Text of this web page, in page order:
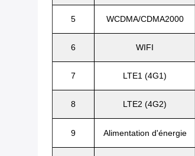
5 WCDMA/CDMA2000
6 WIFI
7 LTE1 (4G1)
8 LTE2 (4G2)
9 Alimentation d'énergie